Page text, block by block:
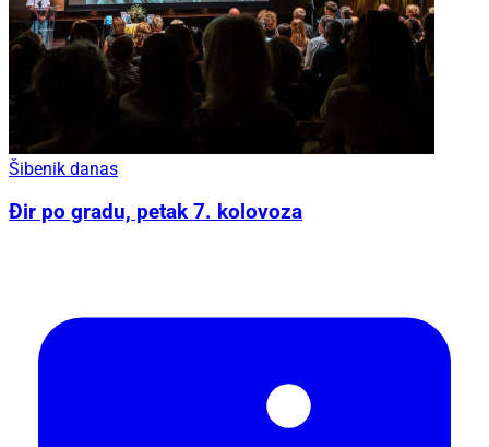
Šibenik danas
Đir po gradu, petak 7. kolovoza